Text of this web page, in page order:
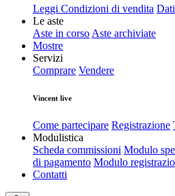
Leggi Condizioni di vendita
Le aste
Aste in corso Aste archiviate
Mostre
Servizi
Comprare Vendere
Vincent live
Come partecipare Registrazione
Modulistica
Scheda commissioni Modulo
di pagamento Modulo
Contatti